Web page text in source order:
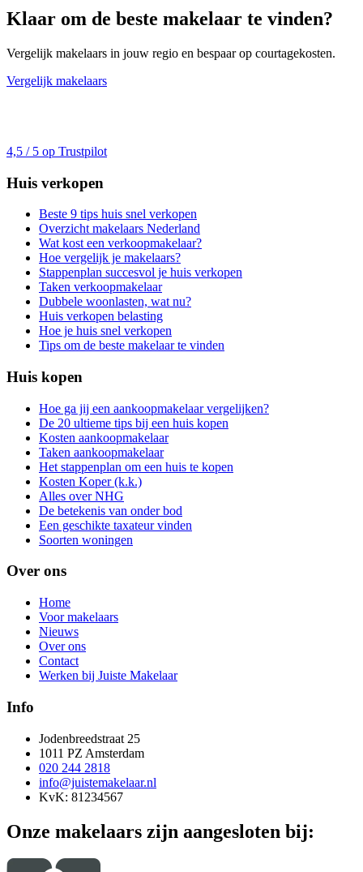
Klaar om de beste makelaar te vinden?
Vergelijk makelaars in jouw regio en bespaar op courtagekosten.
Vergelijk makelaars
4,5 / 5 op Trustpilot
Huis verkopen
Beste 9 tips huis snel verkopen
Overzicht makelaars Nederland
Wat kost een verkoopmakelaar?
Hoe vergelijk je makelaars?
Stappenplan succesvol je huis verkopen
Taken verkoopmakelaar
Dubbele woonlasten, wat nu?
Huis verkopen belasting
Hoe je huis snel verkopen
Tips om de beste makelaar te vinden
Huis kopen
Hoe ga jij een aankoopmakelaar vergelijken?
De 20 ultieme tips bij een huis kopen
Kosten aankoopmakelaar
Taken aankoopmakelaar
Het stappenplan om een huis te kopen
Kosten Koper (k.k.)
Alles over NHG
De betekenis van onder bod
Een geschikte taxateur vinden
Soorten woningen
Over ons
Home
Voor makelaars
Nieuws
Over ons
Contact
Werken bij Juiste Makelaar
Info
Jodenbreedstraat 25
1011 PZ Amsterdam
020 244 2818
info@juistemakelaar.nl
KvK: 81234567
Onze makelaars zijn aangesloten bij: